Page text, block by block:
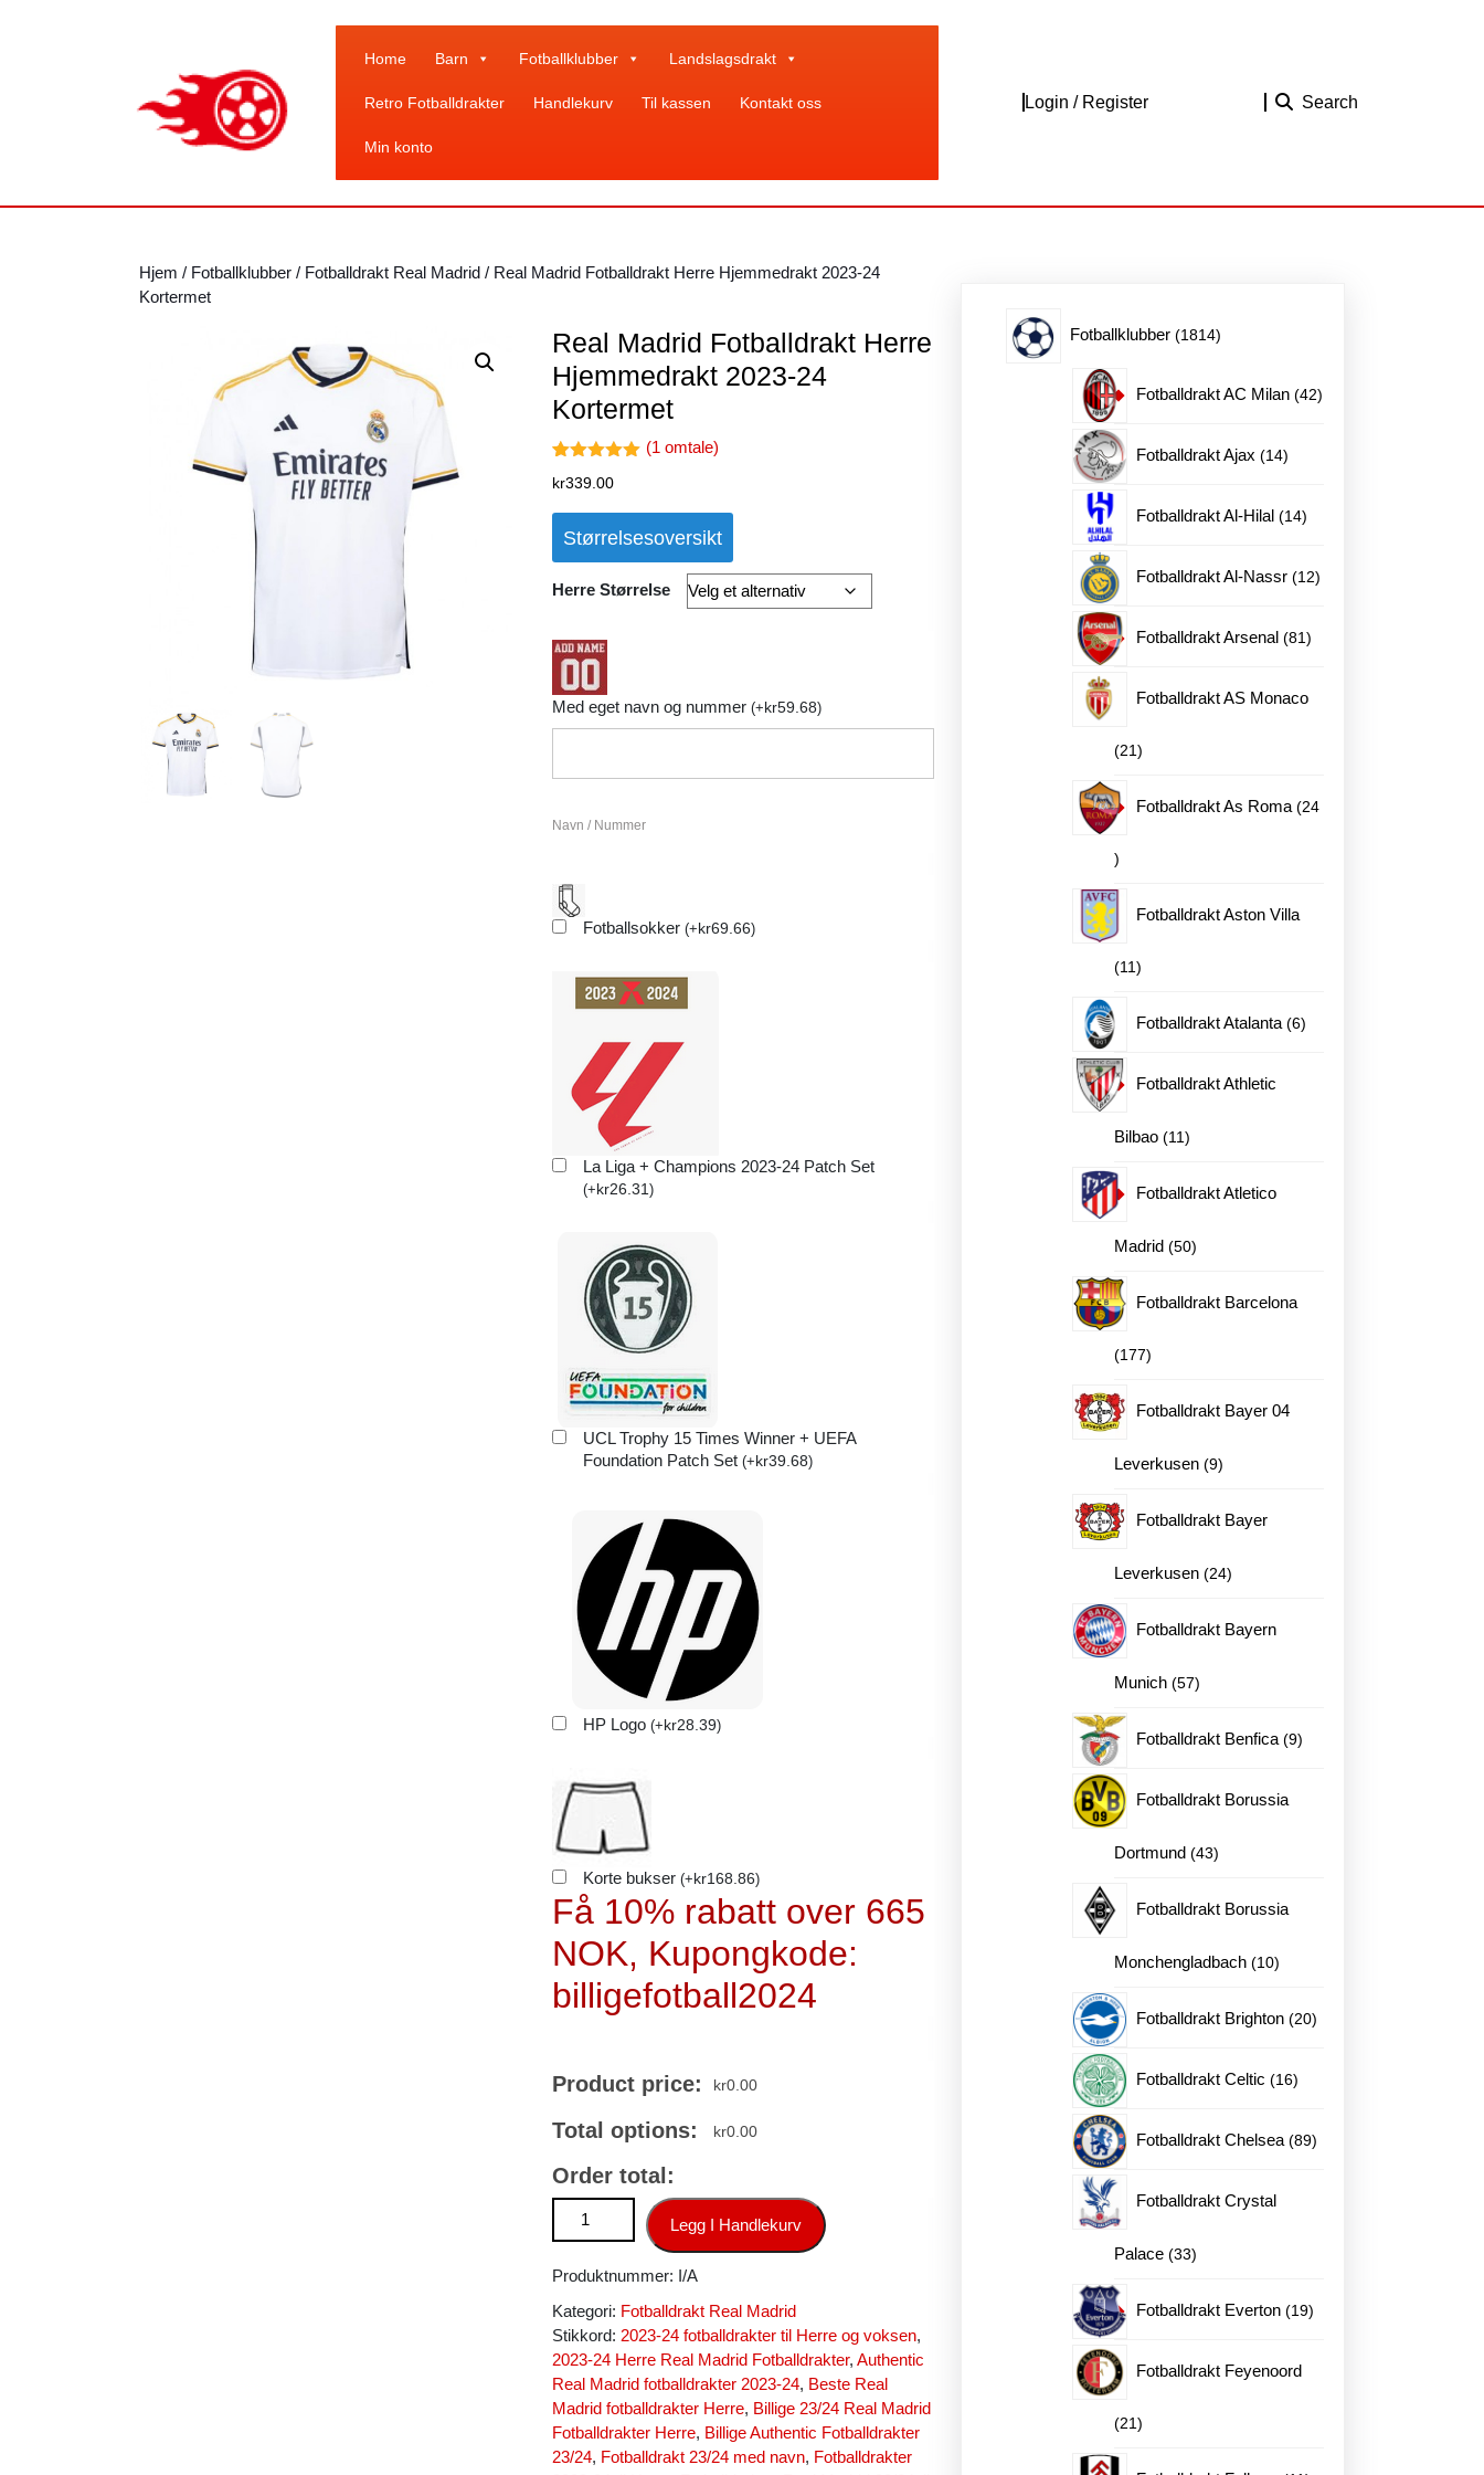
Home Barn Fotballklubber Landslagsdrakt
Retro Fotballdrakter Handlekurv Til kassen Kontakt oss
Min konto
Login / RegisterLogin
Search
Hjem / Fotballklubber / Fotballdrakt Real Madrid / Real Madrid Fotballdrakt Herre Hjemmedrakt 2023-24
Kortermet
Real Madrid Fotballdrakt Herre
Hjemmedrakt 2023-24
Kortermet
5.00av 5
ing
(1 omtale)
kr339.00
Størrelsesoversikt
Herre Størrelse
Med eget navn og nummer(+kr59.68)
Navn / Nummer
Fotballsokker(+kr69.66)
La Liga + Champions 2023-24 Patch Set
(+kr26.31)
UCL Trophy 15 Times Winner + UEFA
Foundation Patch Set(+kr39.68)
HP Logo(+kr28.39)
Korte bukser(+kr168.86)
Få 10% rabatt over 665
NOK, Kupongkode:
billigefotball2024
Product price: kr0.00
Total options: kr0.00
Order total:
Real Madrid Fotballdrakt Herre Hjemmedrakt 2023-24 Kortermet antall
Legg I Handlekurv
Produktnummer: I/A
Kategori: Fotballdrakt Real Madrid
Stikkord: 2023-24 fotballdrakter til Herre og voksen,
2023-24 Herre Real Madrid Fotballdrakter,Authentic
Real Madrid fotballdrakter 2023-24, Beste Real
Madrid fotballdrakter Herre, Billige 23/24 Real Madrid
Fotballdrakter Herre, Billige Authentic Fotballdrakter
23/24, Fotballdrakt 23/24 med navn, Fotballdrakter
Fotballklubber 18141814
Fotballdrakt AC Milan 4242
Fotballdrakt Ajax 1414
Fotballdrakt Al-Hilal 1414
Fotballdrakt Al-Nassr 1212
Fotballdrakt Arsenal 8181
Fotballdrakt AS Monaco
2121
produkter
Fotballdrakt As Roma 24
24
produkter
Fotballdrakt Aston Villa
1111
produkter
Fotballdrakt Atalanta 66
Fotballdrakt Athletic
Bilbao 1111
Fotballdrakt Atletico
Madrid 5050
Fotballdrakt Barcelona
177177
produkter
Fotballdrakt Bayer 04
Leverkusen 99
Fotballdrakt Bayer
Leverkusen 2424
Fotballdrakt Bayern
Munich 5757
Fotballdrakt Benfica 99
Fotballdrakt Borussia
Dortmund 4343
Fotballdrakt Borussia
Monchengladbach 1010
Fotballdrakt Brighton 2020
Fotballdrakt Celtic 1616
Fotballdrakt Chelsea 8989
Fotballdrakt Crystal
Palace 3333
Fotballdrakt Everton 1919
Fotballdrakt Feyenoord
2121
produkter